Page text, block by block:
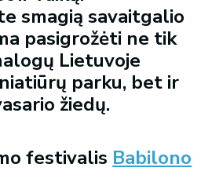
smagią savaitgalio
pasigrožėti ne tik
Lietuvoje
parku, bet ir
žiedų.
festivalis Babilono